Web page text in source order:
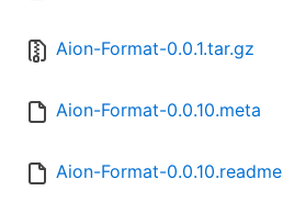
Aion-Format-0.0.1.tar.gz
Aion-Format-0.0.10.meta
Aion-Format-0.0.10.readme